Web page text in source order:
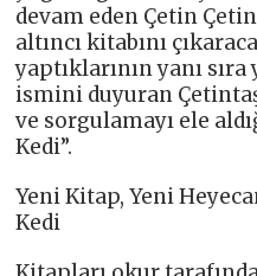
devam eden Çetin
altıncı kitabını
yaptıklarının yanı
ismini duyuran
ve sorgulamayı ele
Kedi”.
Yeni Kitap, Yeni
Kedi